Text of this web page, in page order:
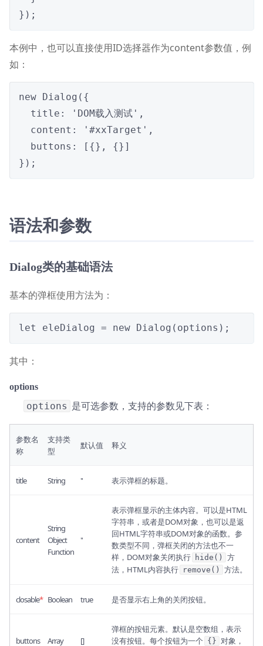
});
本例中，也可以直接使用ID选择器作为content参数值，例
如：
new Dialog({
});
语法和参数
Dialog类的基础语法
基本的弹框使用方法为：
let eleDialog = new Dialog(options);
其中：
options
options 是可选参数，支持的参数见下表：
参数名
称
支持类
型
默认值 释义
title String '' 表示弹框的标题。
content
String
Object
Function
''
表示弹框显示的主体内容。可以是HTML
字符串，或者是DOM对象，也可以是返
回HTML字符串或DOM对象的函数。参
数类型不同，弹框关闭的方法也不一
样，DOM对象关闭执行 hide()
方
法，HTML内容执行 remove() 方法。
closable* Boolean true 是否显示右上角的关闭按钮。
buttons Array []
弹框的按钮元素。默认是空数组，表示
没有按钮。每个按钮为一个 {} 对象，